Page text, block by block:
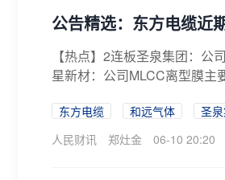
公告精选：东方电缆近
【热点】2连板圣泉集团：
星新材：公司MLCC离型膜主
东方电缆 和远气体
圣
人民财讯
郑灶金 06-10 20:20